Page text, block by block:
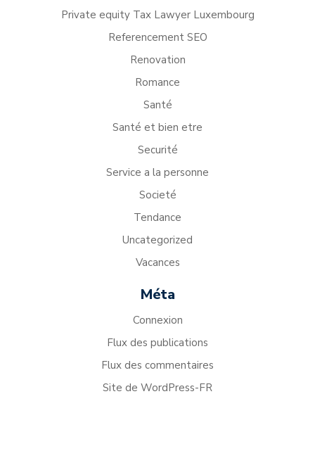
Private equity Tax Lawyer Luxembourg
Referencement SEO
Renovation
Romance
Santé
Santé et bien etre
Securité
Service a la personne
Societé
Tendance
Uncategorized
Vacances
Méta
Connexion
Flux des publications
Flux des commentaires
Site de WordPress-FR